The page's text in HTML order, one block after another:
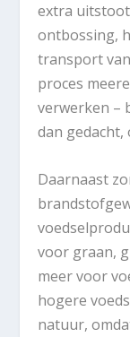
extra
ontbossing,
transport
proces
verwerken –
dan
Daarnaast
voor graan,
meer voor
hogere
natuur,